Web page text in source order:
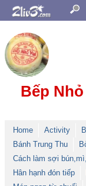
Bếp
Home Activity
Bánh Trung Thu
Cách làm sợi
Hân hạnh đón tiếp